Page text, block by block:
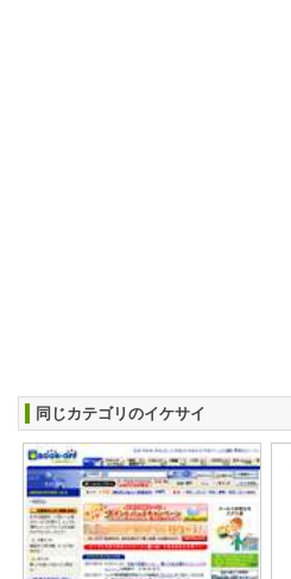
同じカテゴリのイケサイ